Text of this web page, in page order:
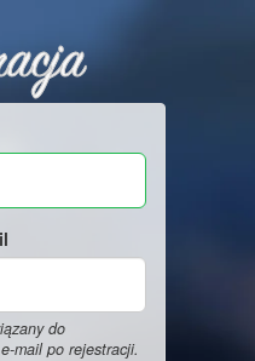
do
mail po rejestracji.